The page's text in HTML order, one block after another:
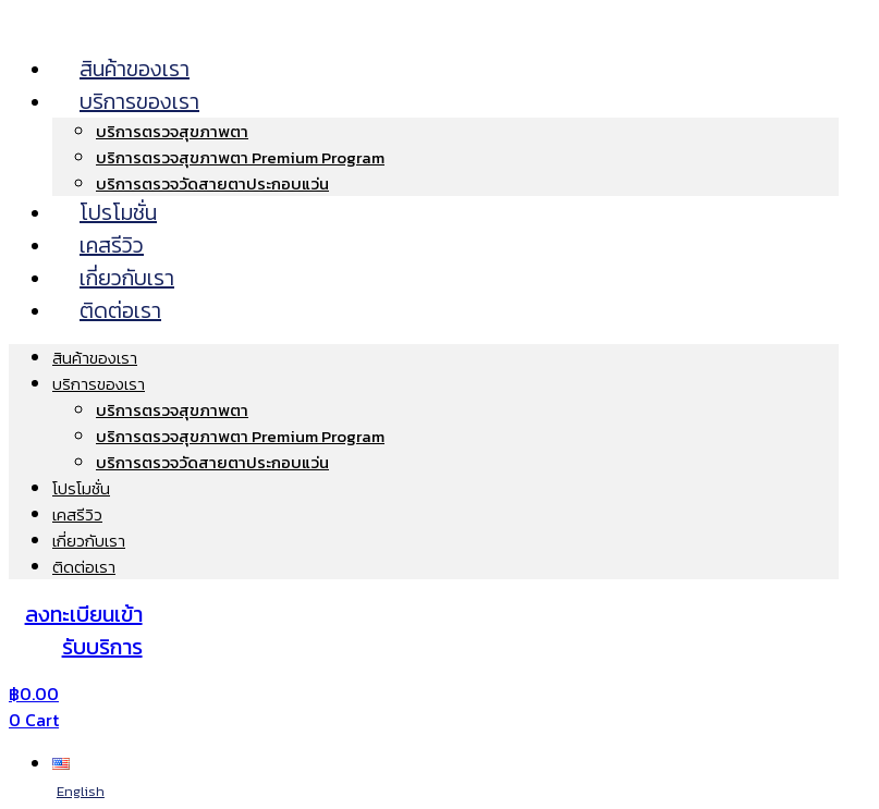
สินค้าของเรา
บริการของเรา
บริการตรวจสุขภาพตา
บริการตรวจสุขภาพตา Premium Program
บริการตรวจวัดสายตาประกอบแว่น
โปรโมชั่น
เคสรีวิว
เกี่ยวกับเรา
ติดต่อเรา
สินค้าของเรา
บริการของเรา
บริการตรวจสุขภาพตา
บริการตรวจสุขภาพตา Premium Program
บริการตรวจวัดสายตาประกอบแว่น
โปรโมชั่น
เคสรีวิว
เกี่ยวกับเรา
ติดต่อเรา
ลงทะเบียนเข้า
รับบริการ
฿0.00
0 Cart
English